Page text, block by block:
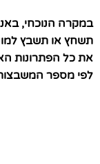
במקרה הנוכחי,
תשחץ או תשבץ
את כל הפתרונות
לפי מספר